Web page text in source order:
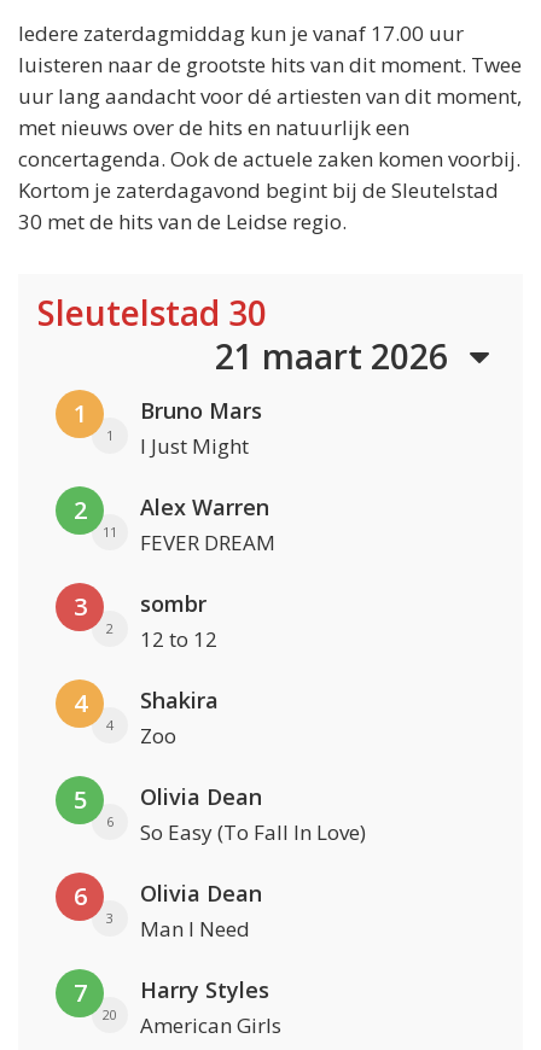
Iedere zaterdagmiddag kun je vanaf 17.00 uur
luisteren naar de grootste hits van dit moment. Twee
uur lang aandacht voor dé artiesten van dit moment,
met nieuws over de hits en natuurlijk een
concertagenda. Ook de actuele zaken komen voorbij.
Kortom je zaterdagavond begint bij de Sleutelstad
30 met de hits van de Leidse regio.
Sleutelstad 30
21 maart 2026
1
1
Bruno Mars
I Just Might
2
11
Alex Warren
FEVER DREAM
3
2
sombr
12 to 12
4
4
Shakira
Zoo
5
6
Olivia Dean
So Easy (To Fall In Love)
6
3
Olivia Dean
Man I Need
7
20
Harry Styles
American Girls